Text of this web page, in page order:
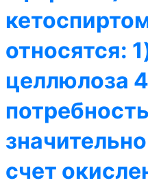
относятся:
целлюлоза
счет